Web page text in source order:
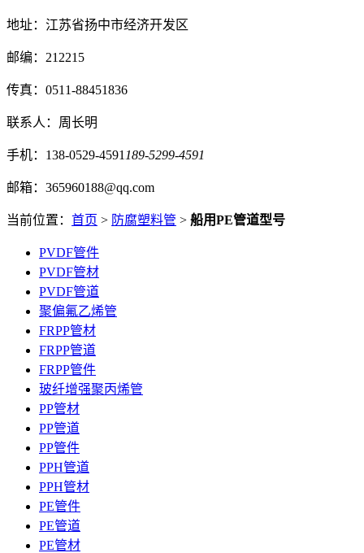
地址：江苏省扬中市经济开发区
邮编：212215
传真：0511-88451836
联系人：周长明
手机：138-0529-4591 189-5299-4591
邮箱：365960188@qq.com
当前位置： 首页 > 防腐塑料管 > 船用PE管道型号
PVDF管件
PVDF管材
PVDF管道
聚偏氟乙烯管
FRPP管材
FRPP管道
FRPP管件
玻纤增强聚丙烯管
PP管材
PP管道
PP管件
PPH管道
PPH管材
PE管件
PE管道
PE管材